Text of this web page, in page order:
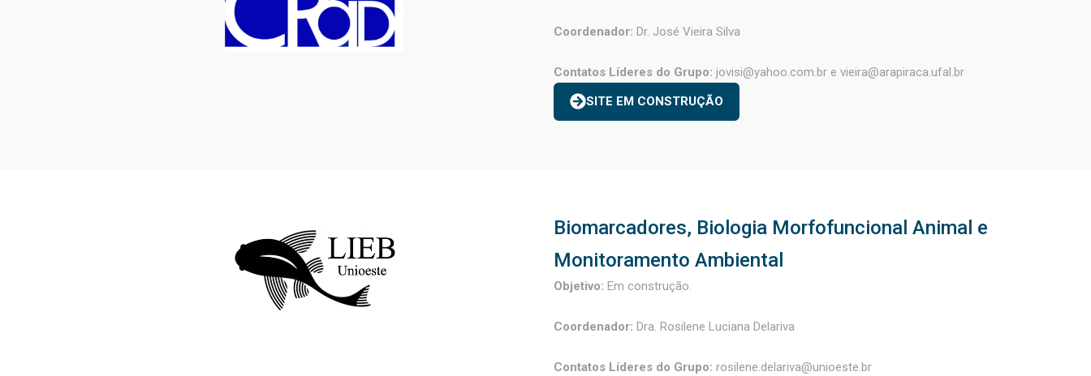
Coordenador: Dr. José Vieira Silva
Contatos Líderes do Grupo: jovisi@yahoo.com.br e vieira@arapiraca.ufal.br
SITE EM CONSTRUÇÃO
Biomarcadores, Biologia Morfofuncional Animal e
Monitoramento Ambiental
Objetivo: Em construção.
Coordenador: Dra. Rosilene Luciana Delariva
Contatos Líderes do Grupo: rosilene.delariva@unioeste.br